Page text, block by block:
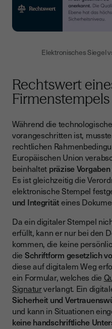
Elektronisches Siegel
Rechtswert
Firmenstempels
Während die
vorangeschritten ist,
rechtlichen
Europäischen Union
beinhaltet präzise Vorgaben
Es ist gleichzeitig die
elektronische Stempel
und Integritäteines
Da ein digitaler Stempel
erfüllt, kann er nur bei den
kommen, die keine
die Schriftform gesetzlich
diese auf digitalem Weg
ein Formular, welches die
Signaturverlangt. Ein
Sicherheit und
und kann in Situationen
keine handschriftliche